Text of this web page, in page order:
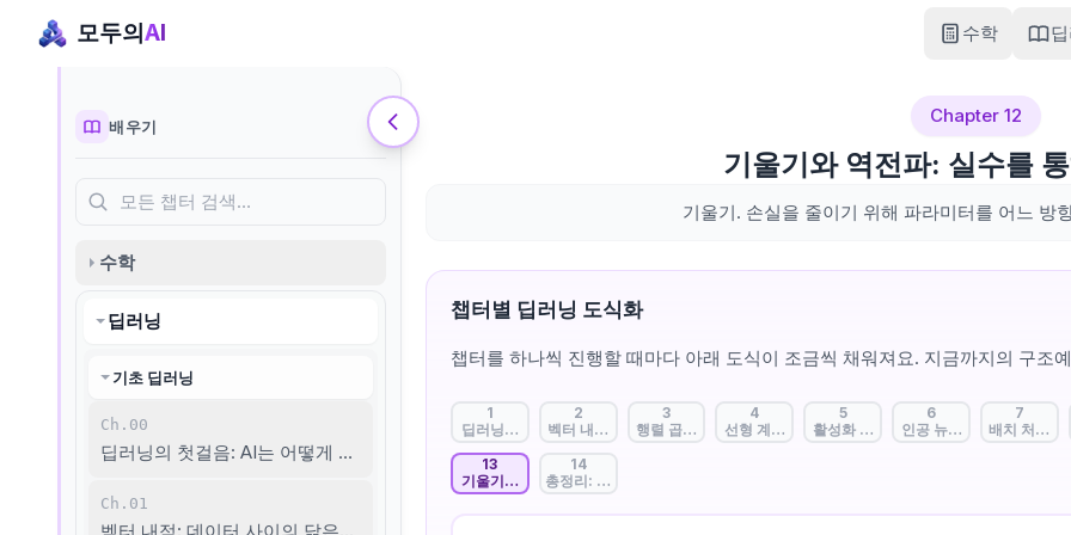
모두의AI 수학
배우기
모든 챕터 검색…
수학
딥러닝
기초 딥러닝
Ch.00
딥러닝의 첫걸음: AI는 어떻게 생각할까?
Ch.01
Chapter 12
기울기와 역전파: 실수를
기울기. 손실을 줄이기 위해 파라미터를 어느 방
챕터별 딥러닝 도식화
챕터를 하나씩 진행할 때마다 아래 도식이 조금씩 채워져요. 지금까지의 구조
1
딥러닝의 첫걸음: AI는 어떻게 생각할까?
2
벡터 내적: 데이터 사이의 닮은꼴 찾기
3
행렬 곱셈: 한꺼번에 계산하는 마법
4
선형 계층: 중요도를 결정하는 가중치
5
활성화 함수: 인공지능에 판단력을 더하
6
인공 뉴런: 정보를 모아 신
7
배치 처리:
13
기울기와 역전파: 실수를 통해 배우는 법
14
총정리: 한눈에 보는 인공지능 지도